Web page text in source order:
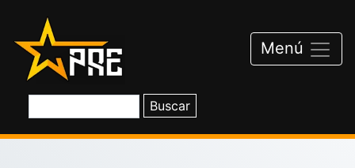
contenido
Menú